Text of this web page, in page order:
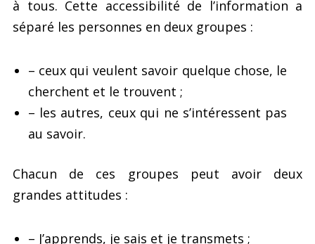
à tous. Cette accessibilité de l’information a
séparé les personnes en deux groupes :
– ceux qui veulent savoir quelque chose, le
cherchent et le trouvent ;
– les autres, ceux qui ne s’intéressent pas
au savoir.
Chacun de ces groupes peut avoir deux
grandes attitudes :
– J’apprends, je sais et je transmets ;